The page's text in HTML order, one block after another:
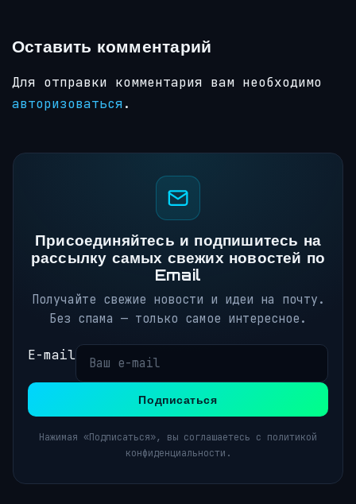
Оставить комментарий
Для отправки комментария вам необходимо
авторизоваться.
Присоединяйтесь и подпишитесь на
рассылку самых свежих новостей по
Email
Получайте свежие новости и идеи на почту.
Без спама — только самое интересное.
E-mail
Подписаться
Нажимая «Подписаться», вы соглашаетесь с политикой
конфиденциальности.